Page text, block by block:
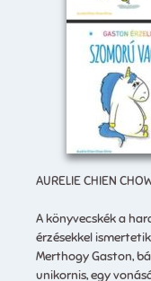
AURELIE CHIEN
A könyvecskék a
érzésekkel
Merthogy Gaston,
unikornis, egy